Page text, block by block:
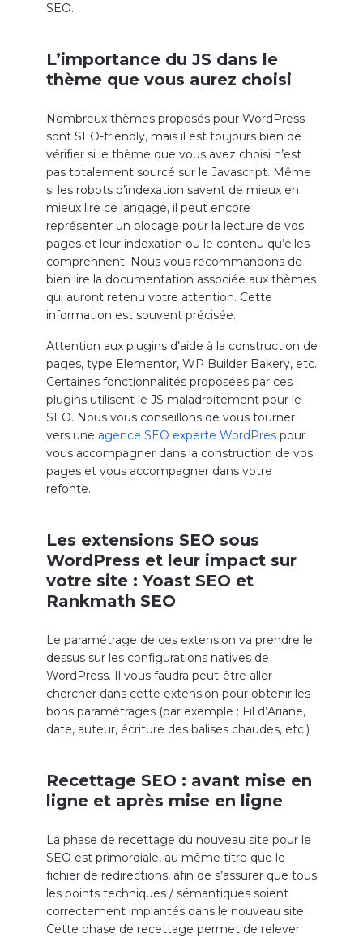
SEO.
L’importance du JS dans le
thème que vous aurez choisi
Nombreux thèmes proposés pour WordPress
sont SEO-friendly, mais il est toujours bien de
vérifier si le thème que vous avez choisi n’est
pas totalement sourcé sur le Javascript. Même
si les robots d’indexation savent de mieux en
mieux lire ce langage, il peut encore
représenter un blocage pour la lecture de vos
pages et leur indexation ou le contenu qu’elles
comprennent. Nous vous recommandons de
bien lire la documentation associée aux thèmes
qui auront retenu votre attention. Cette
information est souvent précisée.
Attention aux plugins d’aide à la construction de
pages, type Elementor, WP Builder Bakery, etc.
Certaines fonctionnalités proposées par ces
plugins utilisent le JS maladroitement pour le
SEO. Nous vous conseillons de vous tourner
vers une agence SEO experte WordPrespour
vous accompagner dans la construction de vos
pages et vous accompagner dans votre
refonte.
Les extensions SEO sous
WordPress et leur impact sur
votre site : Yoast SEO et
Rankmath SEO
Le paramétrage de ces extension va prendre le
dessus sur les configurations natives de
WordPress. Il vous faudra peut-être aller
chercher dans cette extension pour obtenir les
bons paramétrages (par exemple : Fil d’Ariane,
date, auteur, écriture des balises chaudes, etc.)
Recettage SEO : avant mise en
ligne et après mise en ligne
La phase de recettage du nouveau site pour le
SEO est primordiale, au même titre que le
fichier de redirections, afin de s’assurer que tous
les points techniques / sémantiques soient
correctement implantés dans le nouveau site.
Cette phase de recettage permet de relever